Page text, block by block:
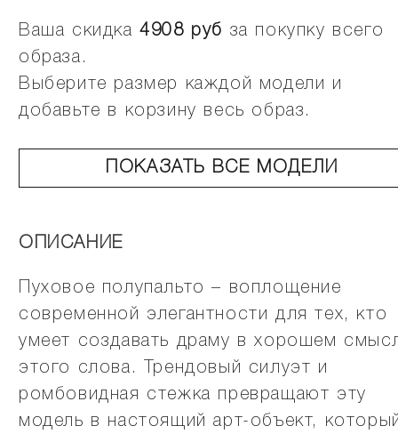
Ваша скидка4908 руб за покупку всего
образа.
Выберите размер каждой модели и
добавьте в корзину весь образ.
ПОКАЗАТЬ ВСЕ МОДЕЛИ
ОПИСАНИЕ
Пуховое полупальто – воплощение
современной элегантности для тех, кто
умеет создавать драму в хорошем
этого слова. Трендовый силуэт и
ромбовидная стежка превращают эту
модель в настоящий арт-объект,